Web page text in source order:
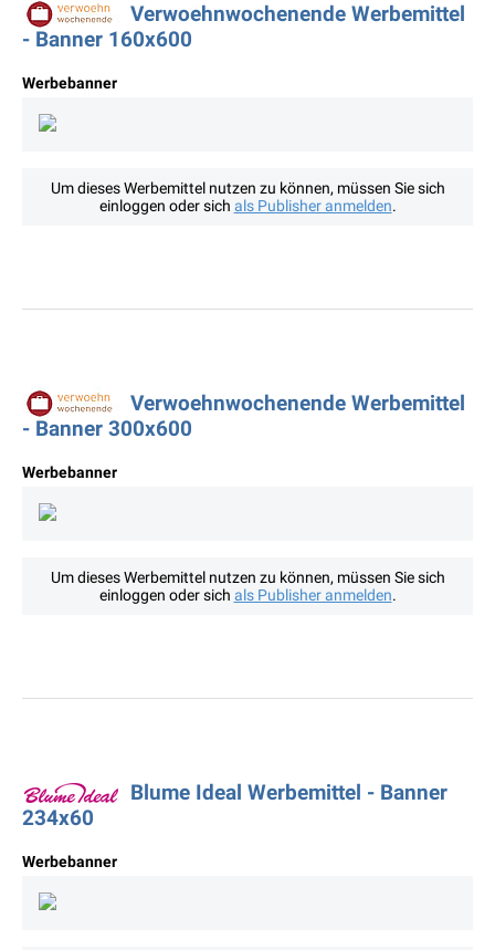
Verwoehnwochenende Werbemittel
- Banner 160x600
Werbebanner
Um dieses Werbemittel nutzen zu können, müssen Sie sich
einloggen oder sich als Publisher anmelden.
Verwoehnwochenende Werbemittel
- Banner 300x600
Werbebanner
Um dieses Werbemittel nutzen zu können, müssen Sie sich
einloggen oder sich als Publisher anmelden.
Blume Ideal Werbemittel - Banner
234x60
Werbebanner